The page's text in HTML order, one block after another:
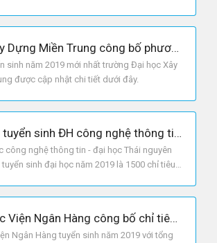
Đại học Xây Dựng Miền Trung công bố phương án tuyển sinh năm 2019
sinh năm 2019 mới nhất trường Đại học Xây
được cập nhật chi tiết dưới đây.
Phương án tuyển sinh ĐH công nghệ thông tin và truyền thông - ĐH Thái Nguyên 2019
công nghệ thông tin - đại học Thái nguyên
sinh đại học năm 2019 là 1500 chỉ tiêu,
Trường Học Viện Ngân Hàng công bố chỉ tiêu tuyển sinh năm 2019
Ngân Hàng tuyển sinh năm 2019 với tổng